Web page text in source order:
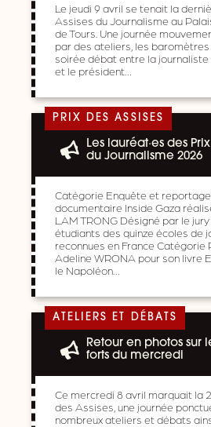
Le jeudi 9 avril se tenait la
Assises du Journalisme au
de Tours. Une journée
par des ateliers, les baromètres
soirée débat entre la journaliste
et le président…
PRIX DES ASSISES
Les lauréat·es des
du Journalisme 2026
Catégorie Enquête et
documentaire Inside Gaza
LAM TRONG Désigné par le
étudiants des quinze écoles de
reconnues en France Catégorie
Adeline WRONA pour son livre
le Napoléon…
ATELIERS ET DÉBATS
Retour en photos sur
forts du mercredi
Ce mercredi 8 avril marquait la
des Assises, une journée
nombreux ateliers et débats